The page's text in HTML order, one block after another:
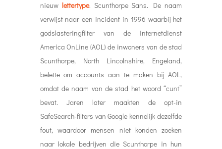
nieuw lettertype. Scunthorpe Sans. De naam
verwijst naar een incident in 1996 waarbij het
godslasteringfilter van de internetdienst
America OnLine (AOL) de inwoners van de stad
Scunthorpe, North Lincolnshire, Engeland,
belette om accounts aan te maken bij AOL,
omdat de naam van de stad het woord “cunt”
bevat. Jaren later maakten de opt-in
SafeSearch-filters van Google kennelijk dezelfde
fout, waardoor mensen niet konden zoeken
naar lokale bedrijven die Scunthorpe in hun